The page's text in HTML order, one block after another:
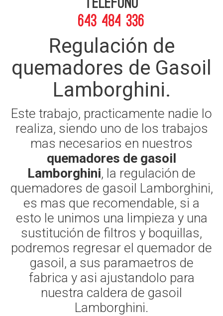
643 484 336
Regulación de
quemadores de Gasoil
Lamborghini.
Este trabajo, practicamente nadie lo
realiza, siendo uno de los trabajos
mas necesarios en nuestros
quemadores de gasoil
Lamborghini, la regulación de
quemadores de gasoil Lamborghini,
es mas que recomendable, si a
esto le unimos una limpieza y una
sustitución de filtros y boquillas,
podremos regresar el quemador de
gasoil, a sus paramaetros de
fabrica y asi ajustandolo para
nuestra caldera de gasoil
Lamborghini.